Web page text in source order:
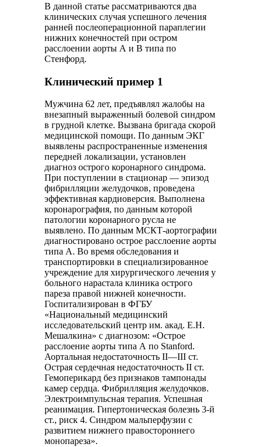
В данной статье рассматриваются два
клинических случая успешного лечения
ранней послеоперационной параплегии
нижних конечностей при остром
расслоении аорты А и В типа по
Стенфорд.
Клинический пример 1
Мужчина 62 лет, предъявлял жалобы на
внезапный выраженный болевой синдром
в грудной клетке. Вызвана бригада скорой
медицинской помощи. По данным ЭКГ
выявлены распространенные изменения
передней локализации, установлен
диагноз острого коронарного синдрома.
При поступлении в стационар — эпизод
фибрилляции желудочков, проведена
эффективная кардиоверсия. Выполнена
коронарография, по данным которой
патологии коронарного русла не
выявлено. По данным МСКТ-аортографии
диагностировано острое расслоение аорты
типа А. Во время обследования и
транспортировки в специализированное
учреждение для хирургического лечения у
больного нарастала клиника острого
пареза правой нижней конечности.
Госпитализирован в ФГБУ
«Национальный медицинский
исследовательский центр им. акад. Е.Н.
Мешалкина» с диагнозом: «Острое
расслоение аорты типа А по Stanford.
Аортальная недостаточность II—III ст.
Острая сердечная недостаточность II ст.
Гемоперикард без признаков тампонады
камер сердца. Фибрилляция желудочков.
Электроимпульсная терапия. Успешная
реанимация. Гипертоническая болезнь 3-й
ст., риск 4. Синдром мальперфузии с
развитием нижнего правостороннего
монопареза».